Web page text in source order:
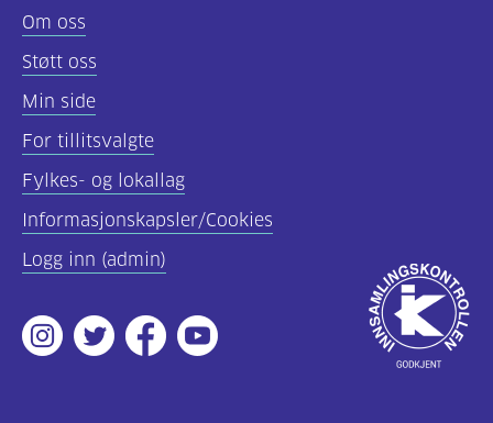
Bli
medlem
(1)
Om oss
Støtt oss
Min side
For tillitsvalgte
Fylkes- og lokallag
Informasjonskapsler/Cookies
Logg inn (admin)
Instagram
TwitterFacebookYoutube
Godkjent
av